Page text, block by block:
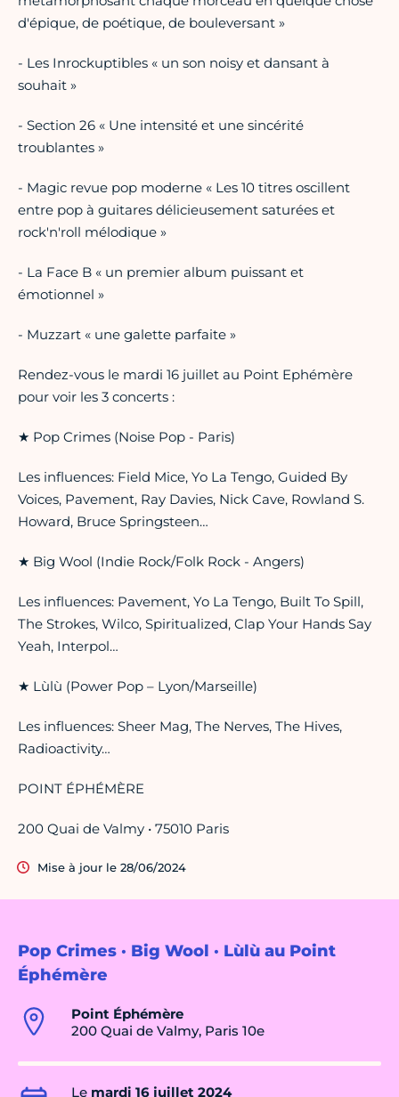
Pop Crimes · Big Wool · Lùlù au Point
Éphémère
Point Éphémère
200 Quai de Valmy, Paris 10e
Le mardi 16 juillet 2024
d'épique, de poétique, de bouleversant »
- Les Inrockuptibles « un son noisy et dansant à
souhait »
- Section 26 « Une intensité et une sincérité
troublantes »
- Magic revue pop moderne « Les 10 titres oscillent
entre pop à guitares délicieusement saturées et
rock'n'roll mélodique »
- La Face B « un premier album puissant et
émotionnel »
- Muzzart « une galette parfaite »
Rendez-vous le mardi 16 juillet au Point Ephémère
pour voir les 3 concerts :
★ Pop Crimes (Noise Pop - Paris)
Les influences: Field Mice, Yo La Tengo, Guided By
Voices, Pavement, Ray Davies, Nick Cave, Rowland S.
Howard, Bruce Springsteen…
★ Big Wool (Indie Rock/Folk Rock - Angers)
Les influences: Pavement, Yo La Tengo, Built To Spill,
The Strokes, Wilco, Spiritualized, Clap Your Hands Say
Yeah, Interpol…
★ Lùlù (Power Pop – Lyon/Marseille)
Les influences: Sheer Mag, The Nerves, The Hives,
Radioactivity…
POINT ÉPHÉMÈRE
200 Quai de Valmy • 75010 Paris
Mise à jour le 28/06/2024